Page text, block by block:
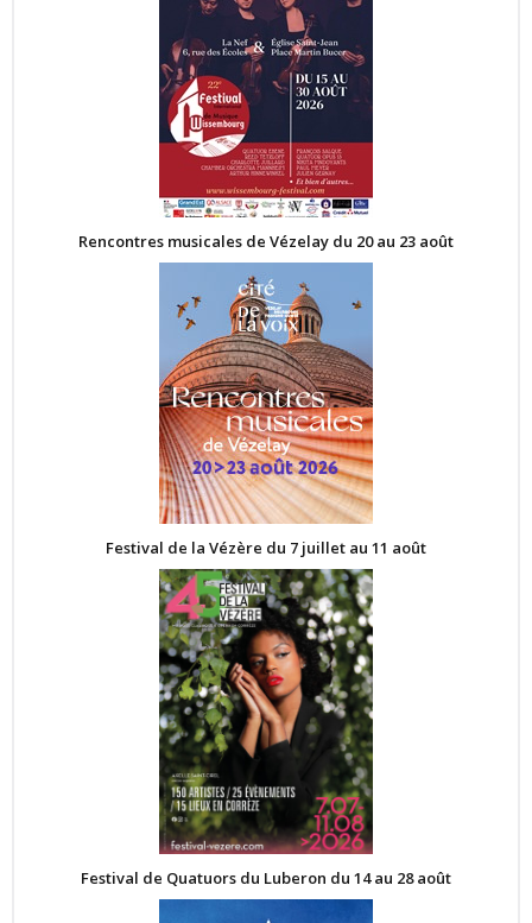
Rencontres musicales de Vézelay du 20 au 23 août
Festival de la Vézère du 7 juillet au 11 août
Festival de Quatuors du Luberon du 14 au 28 août